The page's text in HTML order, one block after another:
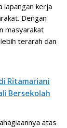
lapangan kerja
Dengan
masyarakat
terarah dan
Ritamariani
Bersekolah
atas